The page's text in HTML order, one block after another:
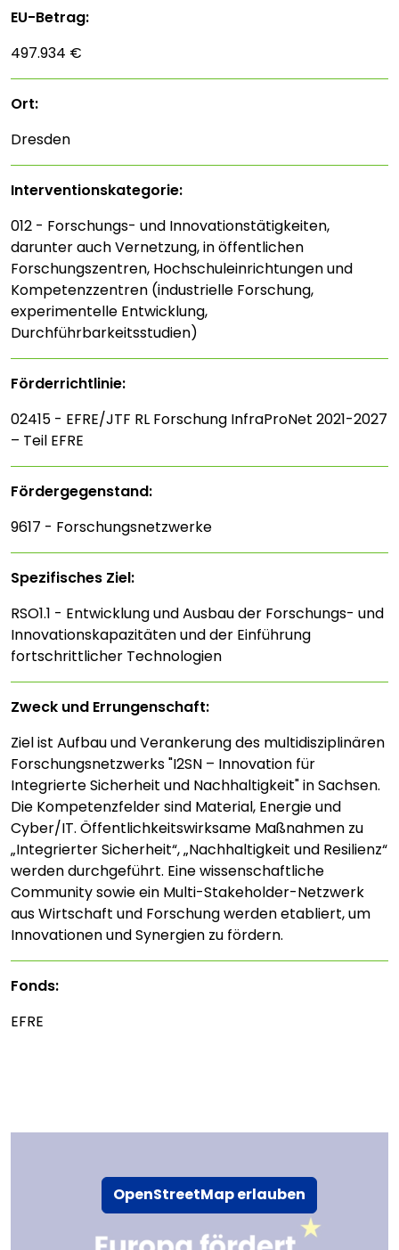
OpenStreetMap erlauben
EU-Betrag:
497.934 €
Ort:
Dresden
Interventions­kategorie:
012 - Forschungs- und Innovationstätigkeiten,
darunter auch Vernetzung, in öffentlichen
Forschungszentren, Hochschuleinrichtungen und
Kompetenzzentren (industrielle Forschung,
experimentelle Entwicklung,
Durchführbarkeitsstudien)
Förderrichtlinie:
02415 - EFRE/JTF RL Forschung InfraProNet 2021-2027
– Teil EFRE
Fördergegenstand:
9617 - Forschungsnetzwerke
Spezifisches Ziel:
RSO1.1 - Entwicklung und Ausbau der Forschungs- und
Innovationskapazitäten und der Einführung
fortschrittlicher Technologien
Zweck und Errungenschaft:
Ziel ist Aufbau und Verankerung des multidisziplinären
Forschungsnetzwerks "I2SN – Innovation für
Integrierte Sicherheit und Nachhaltigkeit" in Sachsen.
Die Kompetenzfelder sind Material, Energie und
Cyber/IT. Öffentlichkeitswirksame Maßnahmen zu
„Integrierter Sicherheit“, „Nachhaltigkeit und Resilienz“
werden durchgeführt. Eine wissenschaftliche
Community sowie ein Multi-Stakeholder-Netzwerk
aus Wirtschaft und Forschung werden etabliert, um
Innovationen und Synergien zu fördern.
Fonds:
EFRE